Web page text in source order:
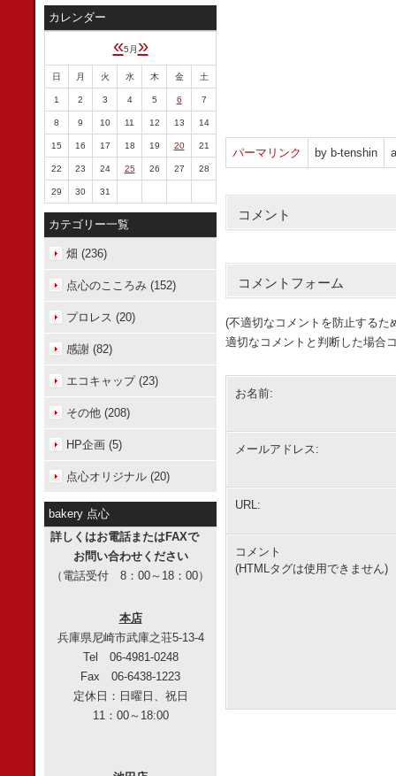
パーマリンク by b-tenshin
コメント
コメントフォーム
(不適切なコメントを防止するた
適切なコメントと判断した場合
お名前:
メールアドレス:
URL:
コメント
(HTMLタグは使用できません)
カレンダー
«5月 »
日 月 火 水 木 金 土
1 2 3 4 5 6 7
8 9 10 11 12 13 14
15 16 17 18 19 20 21
22 23 24 25 26 27 28
29 30 31
カテゴリー一覧
畑 (236)
点心のこころみ (152)
プロレス (20)
感謝 (82)
エコキャップ (23)
その他 (208)
HP企画 (5)
点心オリジナル (20)
bakery 点心
詳しくはお電話またはFAXで
お問い合わせください
（電話受付 8：00～18：00）
本店
兵庫県尼崎市武庫之荘5-13-4
Tel 06-4981-0248
Fax 06-6438-1223
定休日：日曜日、祝日
11：00～18:00